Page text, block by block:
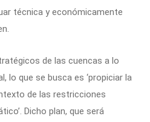
técnica y económicamente
de las cuencas a lo
lo que se busca es ‘propiciar la
de las restricciones
Dicho plan, que será